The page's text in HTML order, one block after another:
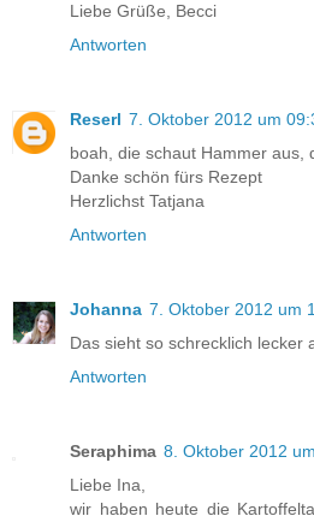
Liebe Grüße, Becci
Antworten
Reserl 7. Oktober 2012 um
boah, die schaut Hammer aus,
Danke schön fürs Rezept
Herzlichst Tatjana
Antworten
Johanna 7. Oktober 2012 um
Das sieht so schrecklich lecker
Antworten
Seraphima 8. Oktober 2012
Liebe Ina,
wir haben heute die